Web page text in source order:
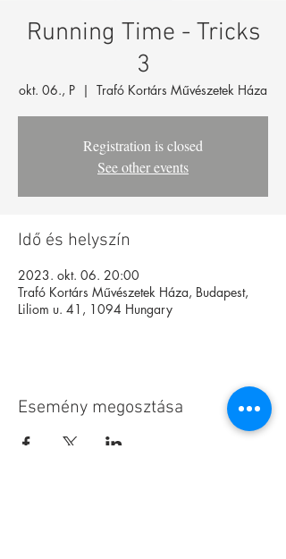
Running Time - Tricks
3
okt. 06., P
  |
Trafó Kortárs Művészetek Háza
Registration is closed
See other events
Idő és helyszín
2023. okt. 06. 20:00
Trafó Kortárs Művészetek Háza, Budapest,
Liliom u. 41, 1094 Hungary
Esemény megosztása